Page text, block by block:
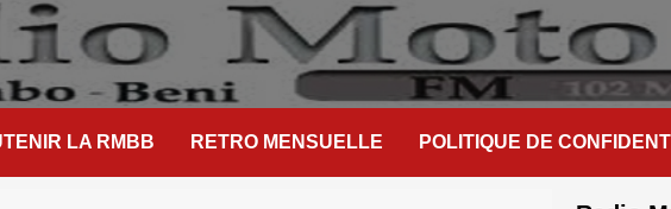
LA RMBB RETRO MENSUELLE POLITIQUE DE